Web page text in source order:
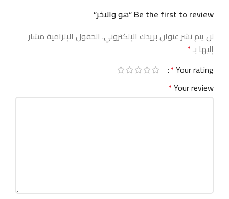
Be the first to review “هو والاخر”
لن يتم نشر عنوان بريدك الإلكتروني. الحقول الإلزامية مشار
إليها بـ*
Your rating
*
Your review
*